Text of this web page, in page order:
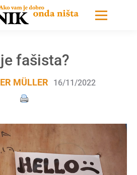
fašista?
MÜLLER 16/11/2022